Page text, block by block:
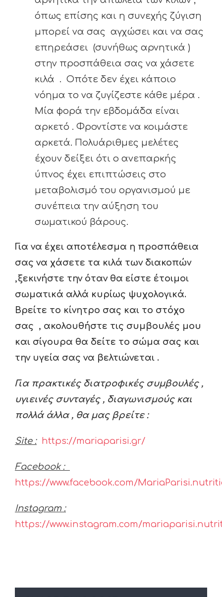
όπως επίσης και η συνεχής ζύγιση
μπορεί να σας αγχώσει και να σας
επηρεάσει (συνήθως αρνητικά )
στην προσπάθεια σας να χάσετε
κιλά . Οπότε δεν έχει κάποιο
νόημα το να ζυγίζεστε κάθε μέρα .
Μία φορά την εβδομάδα είναι
αρκετό . Φροντίστε να κοιμάστε
αρκετά. Πολυάριθμες μελέτες
έχουν δείξει ότι ο ανεπαρκής
ύπνος έχει επιπτώσεις στο
μεταβολισμό του οργανισμού με
συνέπεια την αύξηση του
σωματικού βάρους.
Για να έχει αποτέλεσμα η προσπάθεια
σας να χάσετε τα κιλά των διακοπών
,ξεκινήστε την όταν θα είστε έτοιμοι
σωματικά αλλά κυρίως ψυχολογικά.
Βρείτε το κίνητρο σας και το στόχο
σας , ακολουθήστε τις συμβουλές μου
και σίγουρα θα δείτε το σώμα σας και
την υγεία σας να βελτιώνεται .
Για πρακτικές διατροφικές συμβουλές ,
υγιεινές συνταγές , διαγωνισμούς και
πολλά άλλα , θα μας βρείτε :
Site : https://mariaparisi.gr/
Facebook :
https://www.facebook.com/
Instagram :
https://www.instagram.com/